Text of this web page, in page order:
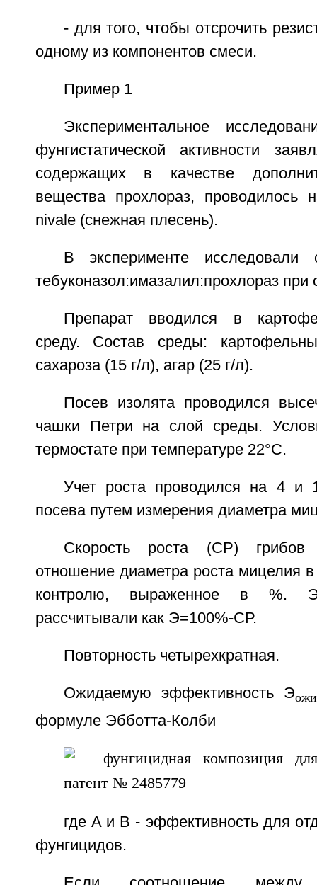
- для того, чтобы отсрочить
одному из компонентов смеси.
Пример 1
Экспериментальное
фунгистатической активности
содержащих в качестве
вещества прохлораз, проводилось
nivale (снежная плесень).
В эксперименте исследовали
тебуконазол:имазалил:прохлораз при
Препарат вводился в
среду. Состав среды:
сахароза (15 г/л), агар (25 г/л).
Посев изолята проводился
чашки Петри на слой среды.
термостате при температуре 22°С.
Учет роста проводился на 4 и
посева путем измерения диаметра
Скорость роста (CP) грибов
отношение диаметра роста мицелия
контролю, выраженное в %.
рассчитывали как Э=100%-СР.
Повторность четырехкратная.
Ожидаемую эффективность Э
формуле Эбботта-Колби
где A и B - эффективность для
фунгицидов.